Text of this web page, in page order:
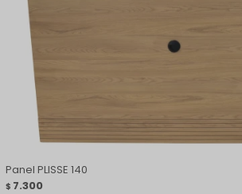
Panel PLISSE 140
$ 7.300